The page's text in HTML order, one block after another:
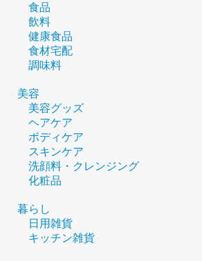
食品
飲料
健康食品
食材宅配
調味料
美容
美容グッズ
ヘアケア
ボディケア
スキンケア
洗顔料・クレンジング
化粧品
暮らし
日用雑貨
キッチン雑貨